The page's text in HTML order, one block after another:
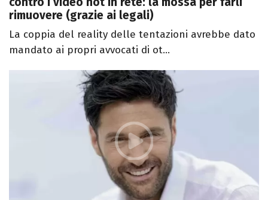
rimuovere (grazie ai legali)
La coppia del reality delle tentazioni avrebbe dato
mandato ai propri avvocati di ot...